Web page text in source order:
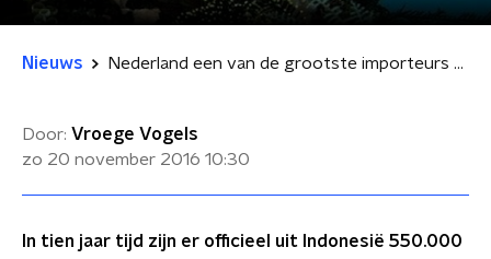
Nieuws Nederland een van de grootste importeurs van Indonesische koraalsoorten
Door: Vroege Vogels
zo 20 november 2016 10:30
In tien jaar tijd zijn er officieel uit Indonesië 550.000